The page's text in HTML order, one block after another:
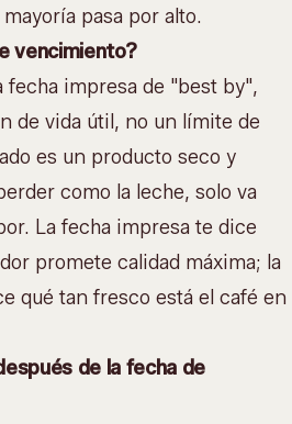
pasa por alto.
vencimiento?
fecha impresa de "best by",
de vida útil, no un límite de
es un producto seco y
como la leche, solo va
La fecha impresa te dice
promete calidad máxima; la
qué tan fresco está el café en
de la fecha de